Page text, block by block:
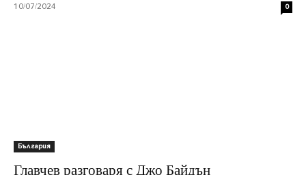
10/07/2024 0
България
Главчев разговаря с Джо Байдън